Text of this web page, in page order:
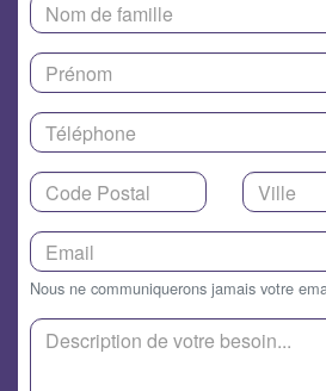
Nous ne communiquerons jamais votre